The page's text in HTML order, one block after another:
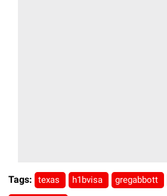
Tags: texas h1bvisa gregabbott